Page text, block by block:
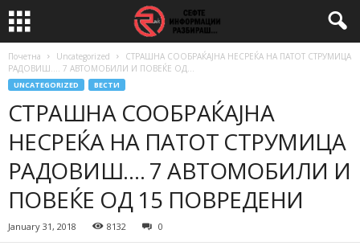
Почетна Uncategorized
СТРАШНА СООБРАЌАЈНА НЕСРЕЌА НА ПАТОТ СТРУМИЦА
РАДОВИШ…. 7 АВТОМОБИЛИ И ПОВЕЌЕ ОД...
UNCATEGORIZED ВЕСТИ
СТРАШНА СООБРАЌАЈНА
НЕСРЕЌА НА ПАТОТ СТРУМИЦА
РАДОВИШ…. 7 АВТОМОБИЛИ И
ПОВЕЌЕ ОД 15 ПОВРЕДЕНИ
January 31, 2018 8132 0